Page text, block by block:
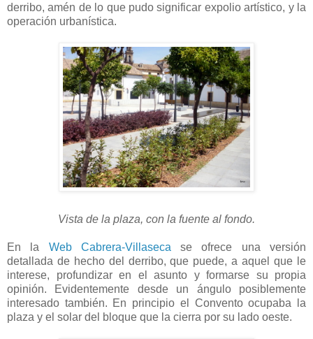
derribo, amén de lo que pudo significar expolio artístico, y la
operación urbanística.
Vista de la plaza, con la fuente al fondo.
En la Web Cabrera-Villaseca se ofrece una versión
detallada de hecho del derribo, que puede, a aquel que le
interese, profundizar en el asunto y formarse su propia
opinión. Evidentemente desde un ángulo posiblemente
interesado también. En principio el Convento ocupaba la
plaza y el solar del bloque que la cierra por su lado oeste.